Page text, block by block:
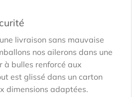
livraison sans mauvaise
nos ailerons dans une
à bulles renforcé aux
est glissé dans un carton
dimensions adaptées.